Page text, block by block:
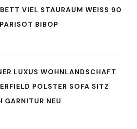
VIEL STAURAUM WEISS 90 X
BIBOP
LUXUS WOHNLANDSCHAFT
POLSTER SOFA SITZ
GARNITUR NEU